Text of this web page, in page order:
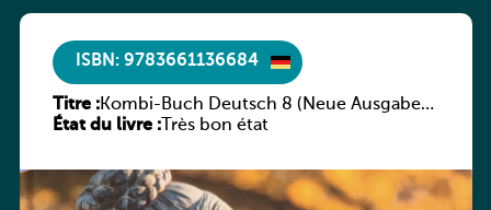
ISBN: 9783661136684
Titre :Kombi-Buch Deutsch 8 (Neue Ausgabe
Luxemburg)
État du livre :Très bon état